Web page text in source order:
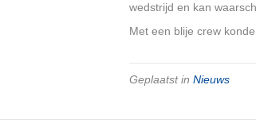
wedstrijd en kan
Met een blije crew
Geplaatst in Nieuws